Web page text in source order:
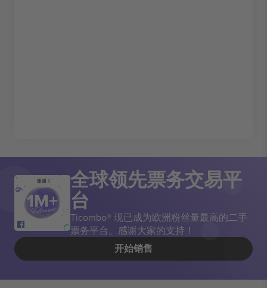
谢谢！ 全球领先票务交易平
台
Ticombo® 现已成为欧洲粉丝量最高的二手
票务平台。感谢大家的支持！
开始销售